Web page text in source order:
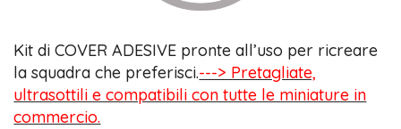
Kit di COVER ADESIVE pronte all’uso per ricreare
la squadra che preferisci.---> Pretagliate,
ultrasottili e compatibili con tutte le miniature in
commercio.